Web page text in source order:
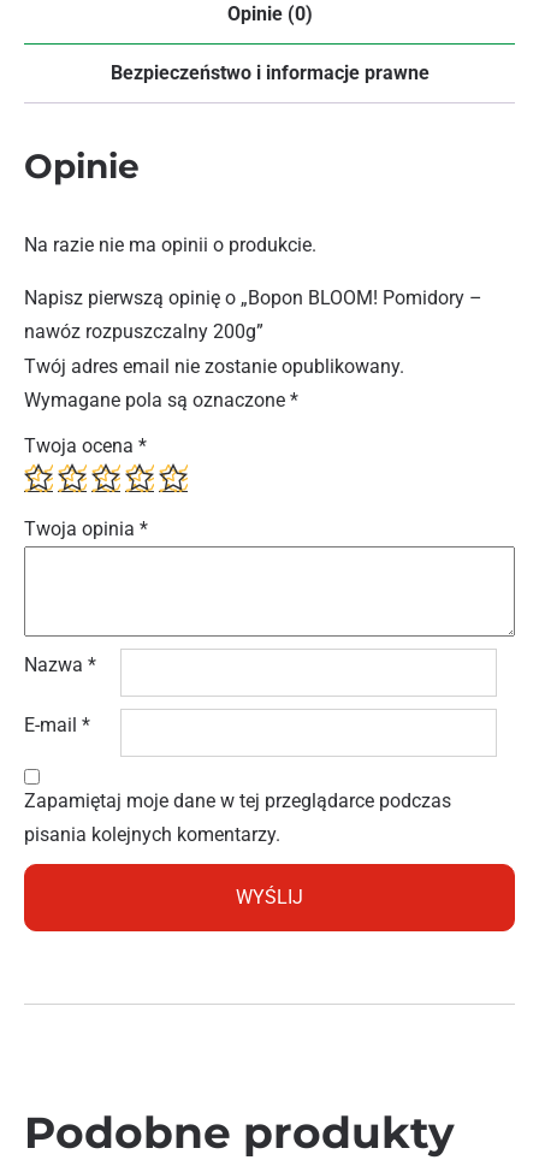
Opinie (0)
Bezpieczeństwo i informacje prawne
Opinie
Na razie nie ma opinii o produkcie.
Napisz pierwszą opinię o „Bopon BLOOM! Pomidory –
nawóz rozpuszczalny 200g”
Twój adres email nie zostanie opublikowany.
Wymagane pola są oznaczone *
Twoja ocena *
Twoja opinia *
Nazwa *
E-mail *
Zapamiętaj moje dane w tej przeglądarce podczas
pisania kolejnych komentarzy.
Podobne produkty